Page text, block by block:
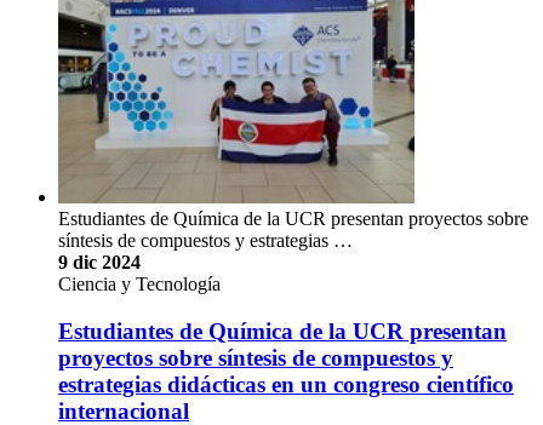
Estudiantes de Química de la UCR presentan proyectos sobre
síntesis de compuestos y estrategias …
9 dic 2024
Ciencia y Tecnología
Estudiantes de Química de la UCR presentan
proyectos sobre síntesis de compuestos y
estrategias didácticas en un congreso científico
internacional